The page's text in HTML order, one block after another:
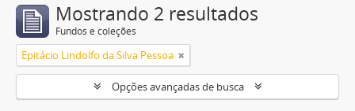
Mostrando 2 resultados
Fundos e coleções
Epitácio Lindolfo da Silva Pessoa
Opções avançadas de busca